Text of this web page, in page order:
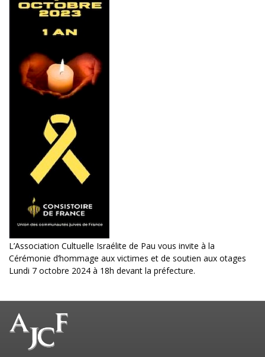
L’Association Cultuelle Israélite de Pau vous invite à la
Cérémonie d’hommage aux victimes et de soutien aux otages
Lundi 7 octobre 2024 à 18h devant la préfecture.